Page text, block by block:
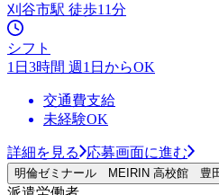
刈谷市駅 徒歩11分
シフト
1日3時間 週1日からOK
交通費支給
未経験OK
詳細を見る 応募画面に進む
明倫ゼミナール MEIRIN 高校館 豊